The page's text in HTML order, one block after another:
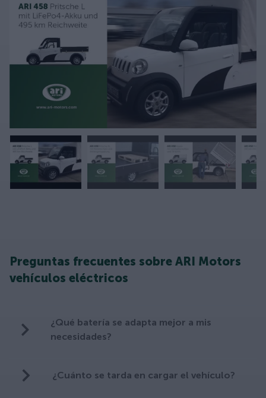
Preguntas frecuentes sobre ARI Motors
vehículos eléctricos
¿Qué batería se adapta mejor a mis
necesidades?
¿Cuánto se tarda en cargar el vehículo?